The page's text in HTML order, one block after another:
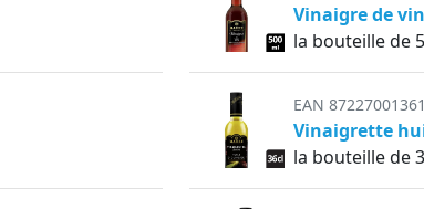
Vinaigre de
la bouteille de
EAN
Vinaigrette
la bouteille de